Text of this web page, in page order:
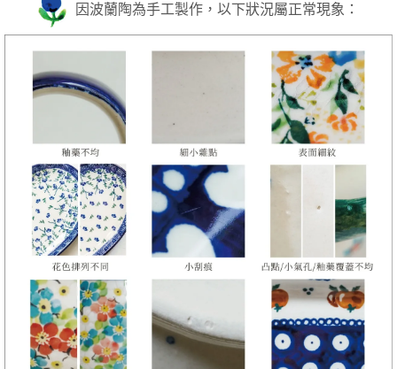
因波蘭陶為手工製作，以下狀況屬正常現象：